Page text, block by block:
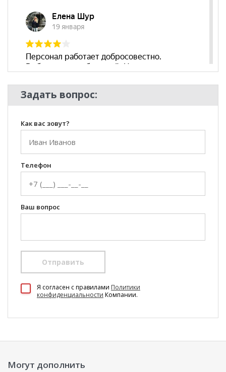
Декоративные
подушки
нет
Бренд
Форрест
Комната
Гостиная
Задать вопрос:
Как вас зовут?
Телефон
Ваш вопрос
Отправить
Я согласен c правилами Политики
конфиденциальности Компании.
Могут дополнить